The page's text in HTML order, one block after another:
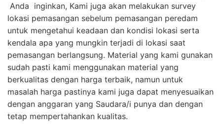
Anda inginkan, Kami juga akan melakukan survey
lokasi pemasangan sebelum pemasangan peredam
untuk mengetahui keadaan dan kondisi lokasi serta
kendala apa yang mungkin terjadi di lokasi saat
pemasangan berlangsung. Material yang kami gunakan
sudah pasti kami menggunakan material yang
berkualitas dengan harga terbaik, namun untuk
masalah harga pastinya kami juga dapat menyesuaikan
dengan anggaran yang Saudara/i punya dan dengan
tetap mempertahankan kualitas.